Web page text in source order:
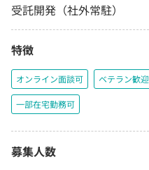
受託開発（社外常駐）
特徴
オンライン面談可 ベテラン歓迎
一部在宅勤務可
募集人数